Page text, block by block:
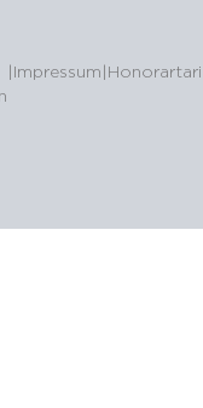
| Impressum |